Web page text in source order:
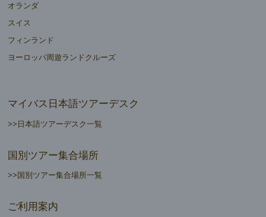
オランダ
スイス
フィンランド
ヨーロッパ周遊ランドクルーズ
マイバス日本語ツアーデスク
>>日本語ツアーデスク一覧
国別ツアー集合場所
>>国別ツアー集合場所一覧
ご利用案内